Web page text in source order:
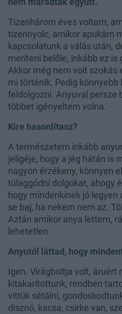
Tizenhárom éves voltam,
tizennyolc, amikor apukám
kapcsolatunk a válás után,
meríteni belőle, inkább ez is
Akkor még nem volt szokás
mi történik. Pedig könnyebb
feldolgozni. Anyuval persze
többet igényeltem volna.
Kire hasonlítasz?
A természetem inkább
jeligéje, hogy a jég hátán is
nagyon érzékeny, könnyen
túlaggódni dolgokat, ahogy
hogy mindenkinek jó
se baj, ha nekem nem az.
Aztán amikor anya lettem,
lehetetlen.
Anyutól láttad, hogy
Igen. Virágboltja volt, áruért
kitakarítottunk, rendben
vittük sétálni,
disznó, kacsa, csirke van,